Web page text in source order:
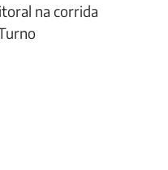
na corrida